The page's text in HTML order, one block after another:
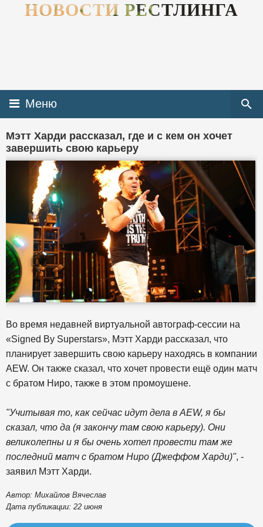
НОВОСТИ РЕСТЛИНГА
Меню
Мэтт Харди рассказал, где и с кем он хочет
завершить свою карьеру
Во время недавней виртуальной автограф-сессии на
«Signed By Superstars», Мэтт Харди рассказал, что
планирует завершить свою карьеру находясь в компании
AEW. Он также сказал, что хочет провести ещё один матч
с братом Ниро, также в этом промоушене.
"Учитывая то, как сейчас идут дела в AEW, я бы
сказал, что да (я закончу там свою карьеру). Они
великолепны и я бы очень хотел провести там же
последний матч с братом Ниро (Джеффом Харди)", -
заявил Мэтт Харди.
Автор: Михайлов Вячеслав
Дата публикации: 22 июня